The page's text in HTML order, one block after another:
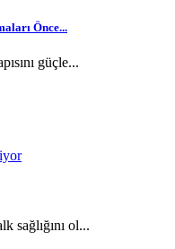
Önce...
güçle...
sağlığını ol...